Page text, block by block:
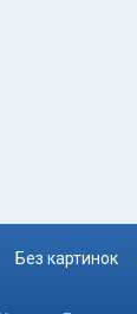
Без картинок